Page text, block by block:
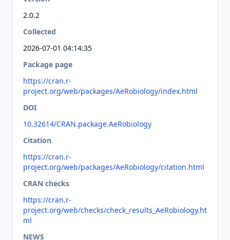
2.0.2
Collected
2026-07-01 04:14:35
Package page
https://cran.r-
project.org/web/packages/AeRobiology/index.html
DOI
10.32614/CRAN.package.AeRobiology
Citation
https://cran.r-
project.org/web/packages/AeRobiology/citation.html
CRAN checks
https://cran.r-
project.org/web/checks/check_results_AeRobiology.ht
ml
NEWS